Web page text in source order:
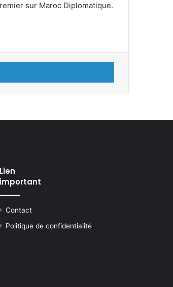
sur Maroc Diplomatique.
Linkedin
Lien
important
Contact
Politique de confidentialité